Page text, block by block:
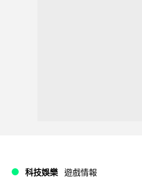
科技娛樂 遊戲情報